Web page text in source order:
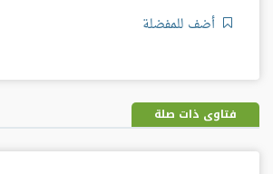
أضف للمفضلة
فتاوى ذات صلة